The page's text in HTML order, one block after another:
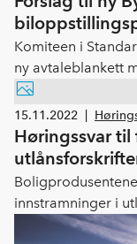
Komiteen i
ny avtaleblankett
om kjøp av
oppføring. Fristen
2023.
15.11.2022
Høringssvar
innstramninger i
høringssvaret vårt.